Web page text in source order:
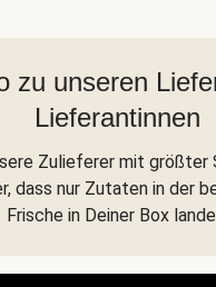
zu unseren
Lieferantinnen
Zulieferer mit größter
dass nur Zutaten in der
Frische in Deiner Box